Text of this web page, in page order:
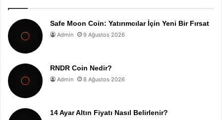
Safe Moon Coin: Yatırımcılar İçin Yeni Bir Fırsat
Admin 9 Ağustos 2026
RNDR Coin Nedir?
Admin 8 Ağustos 2026
14 Ayar Altın Fiyatı Nasıl Belirlenir?